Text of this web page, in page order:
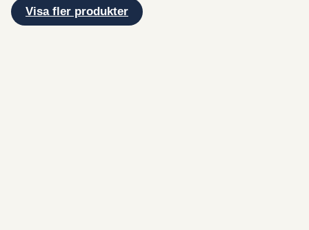
Visa fler produkter